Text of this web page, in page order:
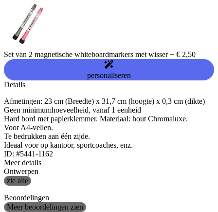
Set van 2 magnetische whiteboardmarkers met wisser+ € 2,50
personaliseren
Details
Afmetingen: 23 cm (Breedte) x 31,7 cm (hoogte) x 0,3 cm (dikte)
Geen minimumhoeveelheid, vanaf 1 eenheid
Hard bord met papierklemmer. Materiaal: hout Chromaluxe.
Voor A4-vellen.
Te bedrukken aan één zijde.
Ideaal voor op kantoor, sportcoaches, enz.
ID: #5441-1162
Meer details
Ontwerpen
zie alle
Beoordelingen
Meer beoordelingen zien